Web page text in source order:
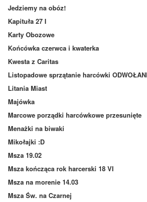
Jedziemy na obóz!
Kapituła 27 I
Karty Obozowe
Końcówka czerwca i kwaterka
Kwesta z Caritas
Listopadowe sprzątanie harcówki
Litania Miast
Majówka
Marcowe porządki harcówkowe przesunięte
Menażki na biwaki
Mikołajki :D
Msza 19.02
Msza kończąca rok harcerski 18 VI
Msza na morenie 14.03
Msza Św. na Czarnej